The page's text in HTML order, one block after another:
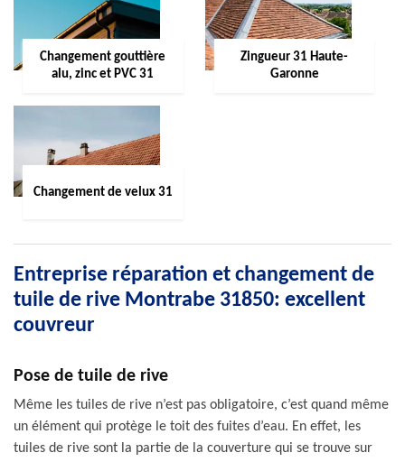
Changement gouttière
alu, zinc et PVC 31
Zingueur 31 Haute-
Garonne
Changement de velux 31
Entreprise réparation et changement de
tuile de rive Montrabe 31850: excellent
couvreur
Pose de tuile de rive
Même les tuiles de rive n’est pas obligatoire, c’est quand même
un élément qui protège le toit des fuites d’eau. En effet, les
tuiles de rive sont la partie de la couverture qui se trouve sur